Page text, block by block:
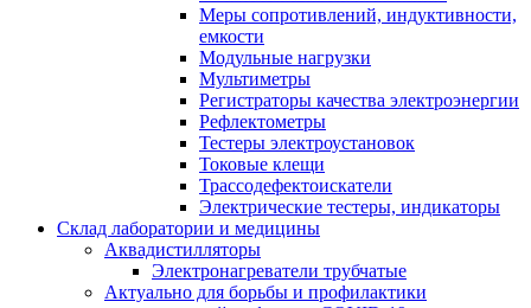
Меры сопротивлений, индуктивности,
емкости
Модульные нагрузки
Мультиметры
Регистраторы качества электроэнергии
Рефлектометры
Тестеры электроустановок
Токовые клещи
Трассодефектоискатели
Электрические тестеры, индикаторы
Склад лаборатории и медицины
Аквадистилляторы
Электронагреватели трубчатые
Актуально для борьбы и профилактики